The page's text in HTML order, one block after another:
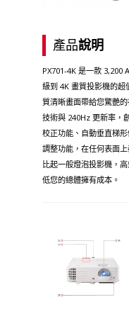
產品說明
PX701-4K 是一款 3,200
級到 4K 畫質投影機的
質清晰畫面帶給您驚艷
技術與 240Hz 更新率，
校正功能、自動垂直梯
調整功能，在任何表面
比起一般燈泡投影機，
低您的總體擁有成本。